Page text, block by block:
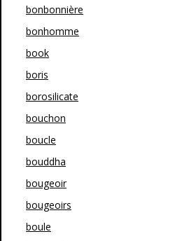
bonbonnière
bonhomme
book
boris
borosilicate
bouchon
boucle
bouddha
bougeoir
bougeoirs
boule